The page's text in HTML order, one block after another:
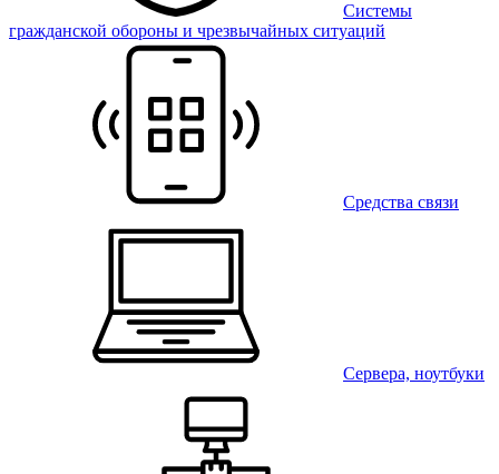
Системы
гражданской обороны и чрезвычайных ситуаций
Средства связи
Сервера, ноутбуки